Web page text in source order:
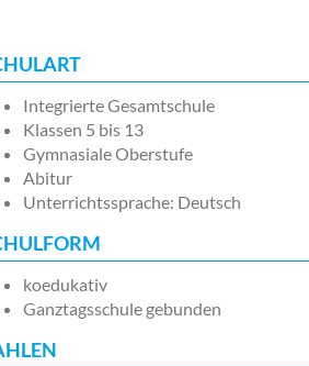
Integrierte Gesamtschule
Klassen 5 bis 13
Gymnasiale Oberstufe
Abitur
Unterrichtssprache: Deutsch
koedukativ
Ganztagsschule gebunden